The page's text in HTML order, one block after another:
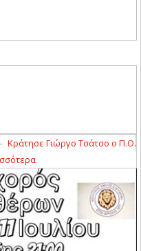
Γιώργο Τσάτσο ο Π.Ο.